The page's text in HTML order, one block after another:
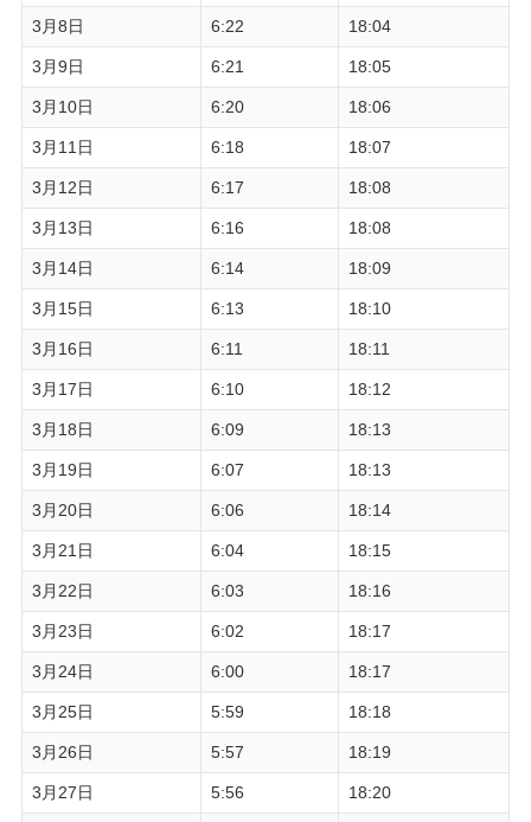
3月8日 6:22 18:04
3月9日 6:21 18:05
3月10日 6:20 18:06
3月11日 6:18 18:07
3月12日 6:17 18:08
3月13日 6:16 18:08
3月14日 6:14 18:09
3月15日 6:13 18:10
3月16日 6:11 18:11
3月17日 6:10 18:12
3月18日 6:09 18:13
3月19日 6:07 18:13
3月20日 6:06 18:14
3月21日 6:04 18:15
3月22日 6:03 18:16
3月23日 6:02 18:17
3月24日 6:00 18:17
3月25日 5:59 18:18
3月26日 5:57 18:19
3月27日 5:56 18:20